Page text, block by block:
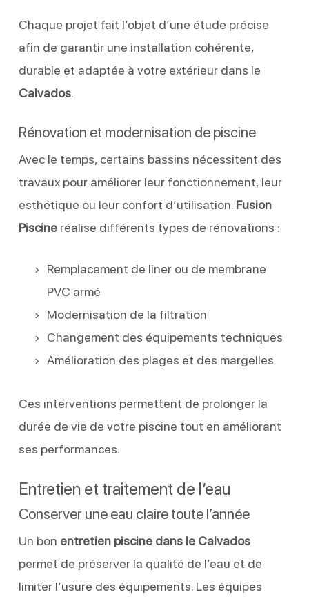
Chaque projet fait l’objet d’une étude précise
afin de garantir une installation cohérente,
durable et adaptée à votre extérieur dans le
Calvados.
Rénovation et modernisation de piscine
Avec le temps, certains bassins nécessitent des
travaux pour améliorer leur fonctionnement, leur
esthétique ou leur confort d’utilisation. Fusion
Piscineréalise différents types de rénovations :
Remplacement de liner ou de membrane
PVC armé
Modernisation de la filtration
Changement des équipements techniques
Amélioration des plages et des margelles
Ces interventions permettent de prolonger la
durée de vie de votre piscine tout en améliorant
ses performances.
Entretien et traitement de l’eau
Conserver une eau claire toute l’année
Un bon entretien piscine dans le Calvados
permet de préserver la qualité de l’eau et de
limiter l’usure des équipements. Les équipes